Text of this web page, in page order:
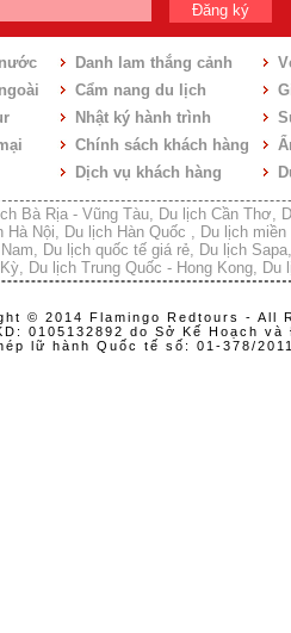
Đăng ký
Danh lam thắng cảnh
Cẩm nang du lịch
Nhật ký hành trình
Chính sách khách hàng
Dịch vụ khách hàng
Bà Rịa - Vũng Tàu, Du lịch Cần Thơ,
Hà Nội, Du lịch Hàn Quốc , Du lịch miền
, Du lịch quốc tế giá rẻ, Du lịch Sapa
, Du lịch Trung Quốc - Hong Kong, Du
© 2014 Flamingo Redtours - All
0105132892 do Sở Kế Hoạch
lữ hành Quốc tế số: 01-378/